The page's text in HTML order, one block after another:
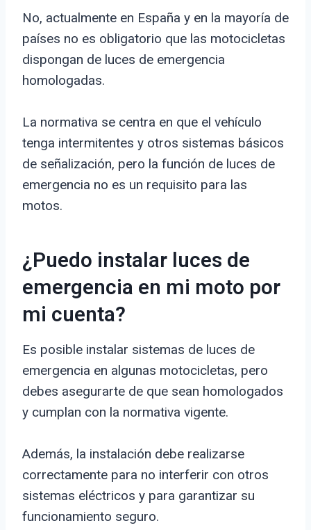
No, actualmente en España y en la mayoría de
países no es obligatorio que las motocicletas
dispongan de luces de emergencia
homologadas.
La normativa se centra en que el vehículo
tenga intermitentes y otros sistemas básicos
de señalización, pero la función de luces de
emergencia no es un requisito para las
motos.
¿Puedo instalar luces de
emergencia en mi moto por
mi cuenta?
Es posible instalar sistemas de luces de
emergencia en algunas motocicletas, pero
debes asegurarte de que sean homologados
y cumplan con la normativa vigente.
Además, la instalación debe realizarse
correctamente para no interferir con otros
sistemas eléctricos y para garantizar su
funcionamiento seguro.